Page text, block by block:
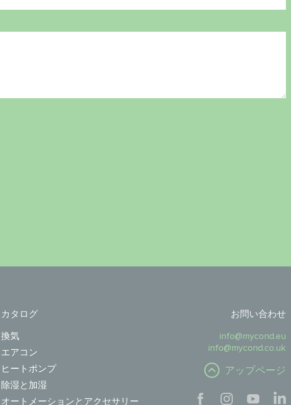
カタログ
換気
エアコン
ヒートポンプ
除湿と加湿
オートメーションとアクセサリー
お問い合わせ
info@mycond.eu
info@mycond.co.uk
アップページ